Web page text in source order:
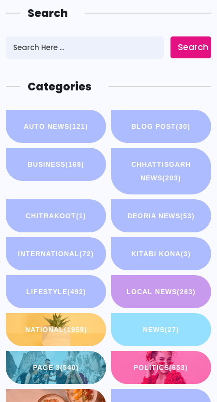
Search
Search
Categories
AUTO NEWS(121) BLOG POST(30)
BUSINESS(169)
CHHATTISGARH
NEWS(203)
CHITRAKOOT(1) DEORIA NEWS(53)
INTERNATIONAL(72) KITABI KONA(3)
LIFESTYLE(492) LOCAL NEWS(263)
NATIONAL(1959) NEWS(27)
PAGE 3(540) POLITICS(653)